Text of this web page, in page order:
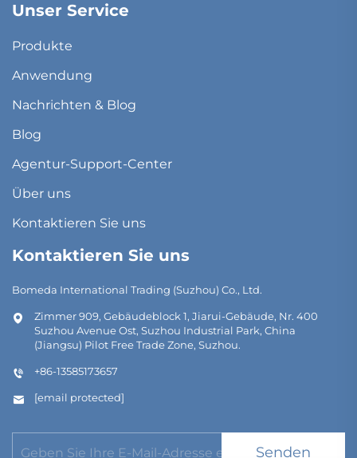
Unser Service
Produkte
Anwendung
Nachrichten & Blog
Blog
Agentur-Support-Center
Über uns
Kontaktieren Sie uns
Kontaktieren Sie uns
Bomeda International Trading (Suzhou) Co., Ltd.
Zimmer 909, Gebäudeblock 1, Jiarui-Gebäude, Nr. 400
Suzhou Avenue Ost, Suzhou Industrial Park, China
(Jiangsu) Pilot Free Trade Zone, Suzhou.
+86-13585173657
[email protected]
Senden